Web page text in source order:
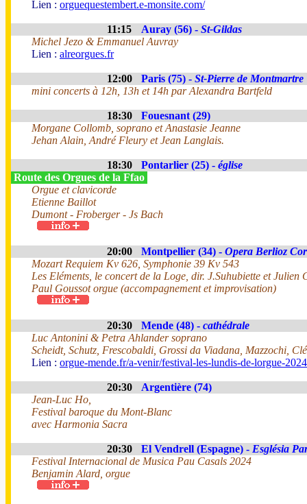
Lien : orguequestembert.e-monsite.com/
11:15 Auray (56) - St-Gildas
Michel Jezo & Emmanuel Auvray
Lien : alreorgues.fr
12:00 Paris (75) - St-Pierre de Montmartre
mini concerts à 12h, 13h et 14h par Alexandra Bartfeld
18:30
Fouesnant (29)
Morgane Collomb, soprano et Anastasie Jeanne
Jehan Alain, André Fleury et Jean Langlais.
18:30 Pontarlier (25) - église
Route des Orgues de la Ffao
Orgue et clavicorde
Etienne Baillot
Dumont - Froberger - Js Bach
20:00 Montpellier (34) - Opera Berlioz
Mozart Requiem Kv 626, Symphonie 39 Kv 543
Les Eléments, le concert de la Loge, dir. J.Suhubiette et Julien
Paul Goussot orgue (accompagnement et improvisation)
20:30 Mende (48) - cathédrale
Luc Antonini & Petra Ahlander soprano
Scheidt, Schutz, Frescobaldi, Grossi da Viadana, Mazzochi,
Lien : orgue-mende.fr/a-venir/festival-les-lundis-de-lorgue-
20:30
Argentière (74)
Jean-Luc Ho,
Festival baroque du Mont-Blanc
avec Harmonia Sacra
20:30 El Vendrell (Espagne) - Església
Festival Internacional de Musica Pau Casals 2024
Benjamin Alard, orgue